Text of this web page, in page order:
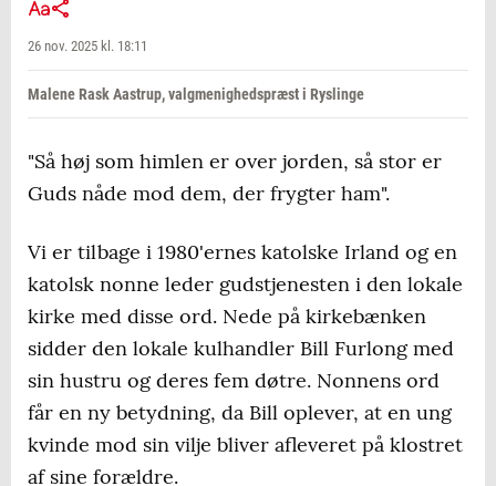
26 nov. 2025 kl. 18:11
Malene Rask Aastrup, valgmenighedspræst i Ryslinge
"Så høj som himlen er over jorden, så stor er
Guds nåde mod dem, der frygter ham".
Vi er tilbage i 1980'ernes katolske Irland og en
katolsk nonne leder gudstjenesten i den lokale
kirke med disse ord. Nede på kirkebænken
sidder den lokale kulhandler Bill Furlong med
sin hustru og deres fem døtre. Nonnens ord
får en ny betydning, da Bill oplever, at en ung
kvinde mod sin vilje bliver afleveret på klostret
af sine forældre.